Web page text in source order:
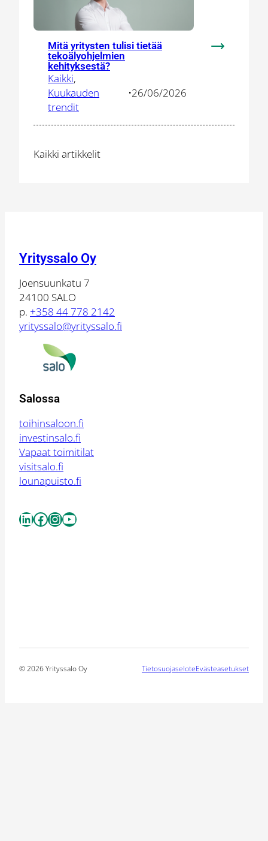
Mitä yritysten tulisi tietää
tekoälyohjelmien
kehityksestä?
Kaikki
Kuukauden
trendit
•26/06/2026
Kaikki artikkelit
Yrityssalo Oy
Joensuunkatu 7
24100 SALO
p. +358 44 778 2142
yrityssalo@yrityssalo.fi
Salossa
toihinsaloon.fi
investinsalo.fi
Vapaat toimitilat
visitsalo.fi
lounapuisto.fi
LinkedIn
Facebook
Instagram
YouTube
© 2026 Yrityssalo Oy TietosuojaseloteEvästeasetukset